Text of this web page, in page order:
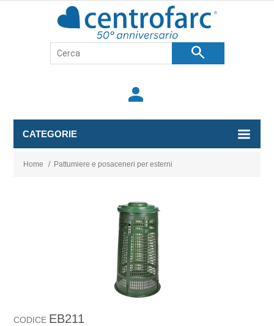
search
person
CATEGORIE
Home / Pattumiere e posaceneri per esterni
CODICE EB211